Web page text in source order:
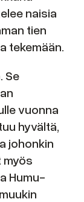
naisia
tien
tekemään.
Se
vuonna
hyvältä,
johonkin
myös
Humu-